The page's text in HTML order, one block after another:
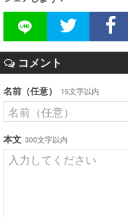
コメント
名前（任意） 15文字以内
本文 300文字以内